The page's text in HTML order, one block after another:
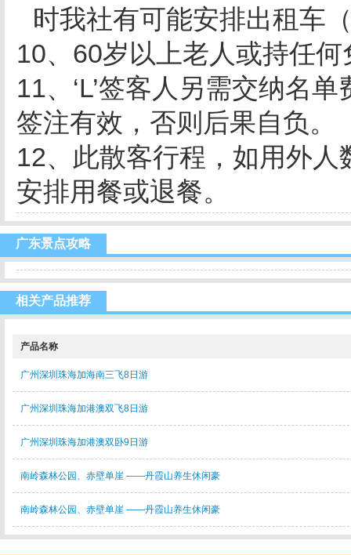
时我社有可能安排出租车
10、60岁以上老人或持任
11、‘L’签客人另需交纳名
签注有效，否则后果自负。
12、此散客行程，如用外
安排用餐或退餐。
广东景点攻略
相关产品推荐
产品名称
广州深圳珠海加海南三飞8日游
广州深圳珠海加港澳双飞8日游
广州深圳珠海加港澳双卧9日游
南岭森林公园、赤壁单崖 ——丹霞山养生休闲豪
南岭森林公园、赤壁单崖 ——丹霞山养生休闲豪